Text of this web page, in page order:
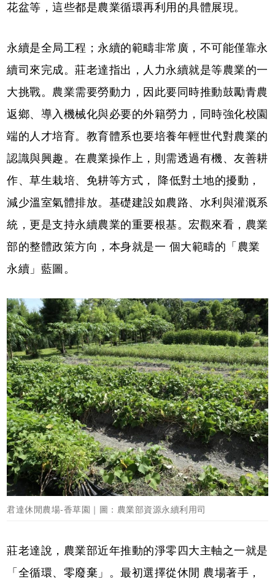
花盆等，這些都是農業循環再利用的具體展現。
永續是全局工程；永續的範疇非常廣，不可能僅靠永
續司來完成。莊老達指出，人力永續就是等農業的一
大挑戰。農業需要勞動力，因此要同時推動鼓勵青農
返鄉、導入機械化與必要的外籍勞力，同時強化校園
端的人才培育。教育體系也要培養年輕世代對農業的
認識與興趣。在農業操作上，則需透過有機、友善耕
作、草生栽培、免耕等方式， 降低對土地的擾動，
減少溫室氣體排放。基礎建設如農路、水利與灌溉系
統，更是支持永續農業的重要根基。宏觀來看，農業
部的整體政策方向，本身就是一 個大範疇的「農業
永續」藍圖。
君達休閒農場-香草園｜圖：農業部資源永續利用司
莊老達說，農業部近年推動的淨零四大主軸之一就是
「全循環、零廢棄」。最初選擇從休閒 農場著手，